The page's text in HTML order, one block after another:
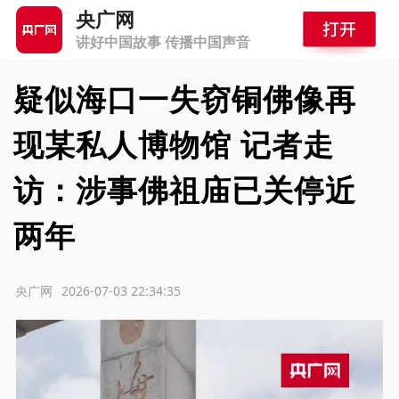
央广网
讲好中国故事 传播中国声音
疑似海口一失窃铜佛像再
现某私人博物馆 记者走
访：涉事佛祖庙已关停近
两年
2026-07-03 22:34:35
央广网